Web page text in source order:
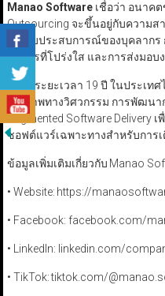
Manao Softwareเชื่อว่า อนาคต
Outsourcing จะขึ้นอยู่กับความส
เข้ากับประสบการณ์ของบุคลาก
สื่อสารที่โปร่งใส และการส่งมอบ
ตลอดระยะเวลา 19 ปี ในประเ
คุณภาพทางวิศวกรรม การพัฒนา
Augmented Software
ซอฟต์แวร์เฉพาะทางสำหรับการ
ข้อมูลเพิ่มเติมเกี่ยวกับ Manao
• Website: https://
• Facebook: facebook.com/
• LinkedIn: linkedin.com/
• TikTok: tiktok.com/